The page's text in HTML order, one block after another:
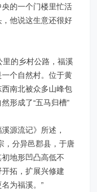
的一个门楼里忙活
他说这生意还很好
的乡村公路，福溪
个自然村。位于黄
南北被众多山峰包
形成了“五马归槽”
源流记》所述，
，分异邑郡县，于唐
地形凹凸高低不
拓，扩展兴修建
为福溪。”